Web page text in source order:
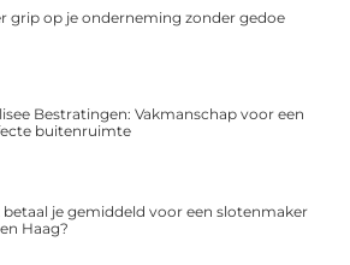
grip op je onderneming zonder gedoe
Bestratingen: Vakmanschap voor een
buitenruimte
betaal je gemiddeld voor een slotenmaker
Haag?